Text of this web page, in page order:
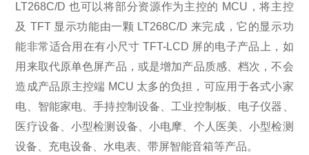
LT268C/D 也可以将部分资源作为主控的 MCU，将主控
及 TFT 显示功能由一颗 LT268C/D 来完成，它的显示功
能非常适合用在有小尺寸 TFT-LCD 屏的电子产品上，如
用来取代原单色屏产品，或是增加产品质感、档次，不会
造成产品原主控端 MCU 太多的负担，可应用于各式小家
电、智能家电、手持控制设备、工业控制板、电子仪器、
医疗设备、小型检测设备、小电摩、个人医美、小型检测
设备、充电设备、水电表、带屏智能音箱等产品。